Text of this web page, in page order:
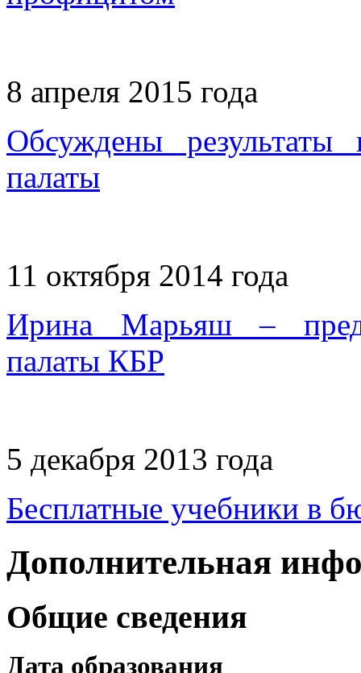
8 апреля 2015 года
Обсуждены результаты
палаты
11 октября 2014 года
Ирина Марьяш –
палаты КБР
5 декабря 2013 года
Бесплатные учебники в
Дополнительная
Общие сведения
Дата образования